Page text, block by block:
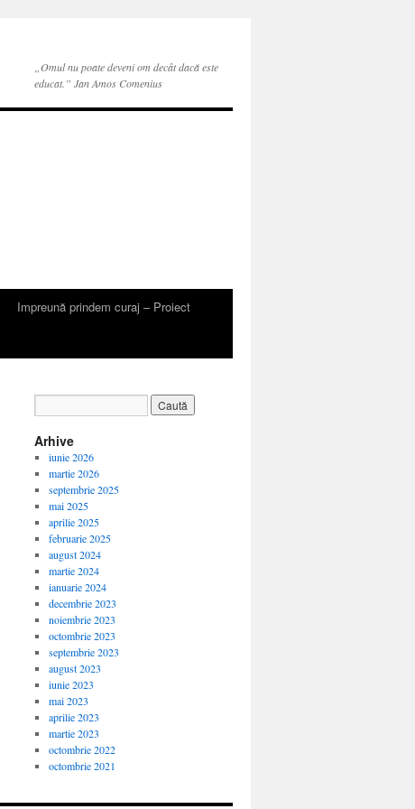
„Omul nu poate deveni om decât dacă este
educat.” Jan Amos Comenius
Impreună prindem curaj – Proiect
Arhive
iunie 2026
martie 2026
septembrie 2025
mai 2025
aprilie 2025
februarie 2025
august 2024
martie 2024
ianuarie 2024
decembrie 2023
noiembrie 2023
octombrie 2023
septembrie 2023
august 2023
iunie 2023
mai 2023
aprilie 2023
martie 2023
octombrie 2022
octombrie 2021